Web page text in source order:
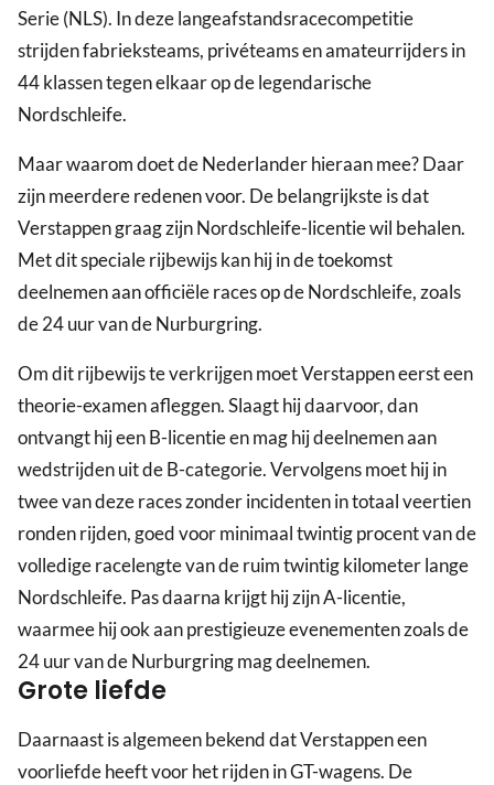
Serie (NLS). In deze langeafstandsracecompetitie
strijden fabrieksteams, privéteams en amateurrijders in
44 klassen tegen elkaar op de legendarische
Nordschleife.
Maar waarom doet de Nederlander hieraan mee? Daar
zijn meerdere redenen voor. De belangrijkste is dat
Verstappen graag zijn Nordschleife-licentie wil behalen.
Met dit speciale rijbewijs kan hij in de toekomst
deelnemen aan officiële races op de Nordschleife, zoals
de 24 uur van de Nurburgring.
Om dit rijbewijs te verkrijgen moet Verstappen eerst een
theorie-examen afleggen. Slaagt hij daarvoor, dan
ontvangt hij een B-licentie en mag hij deelnemen aan
wedstrijden uit de B-categorie. Vervolgens moet hij in
twee van deze races zonder incidenten in totaal veertien
ronden rijden, goed voor minimaal twintig procent van de
volledige racelengte van de ruim twintig kilometer lange
Nordschleife. Pas daarna krijgt hij zijn A-licentie,
waarmee hij ook aan prestigieuze evenementen zoals de
24 uur van de Nurburgring mag deelnemen.
Grote liefde
Daarnaast is algemeen bekend dat Verstappen een
voorliefde heeft voor het rijden in GT-wagens. De